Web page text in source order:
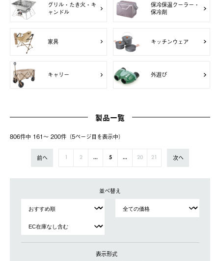
グリル・たき火・キ
ャンドル
保冷保温クーラー・
保冷剤
家具 キッチンウェア
キャリー 外遊び
製品一覧
806件中 161〜 200件（5ページ⽬を表⽰中）
前へ 2 ... 5 ... 20 21 次へ
並べ替え
表示形式